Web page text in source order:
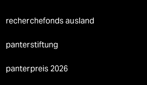
recherchefonds ausland
panterstiftung
panterpreis 2026